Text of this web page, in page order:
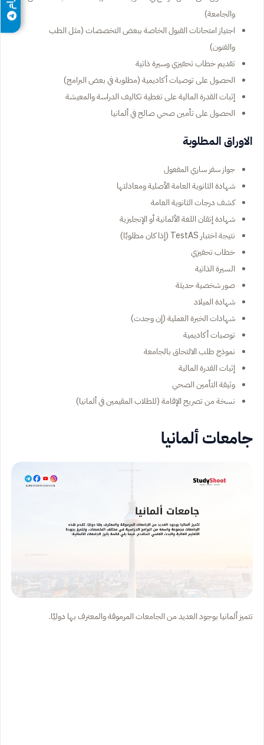
والجامعة)
اجتياز امتحانات القبول الخاصة ببعض التخصصات (مثل الطب
والفنون)
تقديم خطاب تحفيزي وسيرة ذاتية
الحصول على توصيات أكاديمية (مطلوبة في بعض البرامج)
إثبات القدرة المالية على تغطية تكاليف الدراسة والمعيشة
الحصول على تأمين صحي صالح في ألمانيا
الاوراق المطلوبة
جواز سفر ساري المفعول
شهادة الثانوية العامة الأصلية ومعادلتها
كشف درجات الثانوية العامة
شهادة إتقان اللغة الألمانية أو الإنجليزية
نتيجة اختبار TestAS (إذا كان مطلوبًا)
خطاب تحفيزي
السيرة الذاتية
صور شخصية حديثة
شهادة الميلاد
شهادات الخبرة العملية (إن وجدت)
توصيات أكاديمية
نموذج طلب الالتحاق بالجامعة
إثبات القدرة المالية
وثيقة التأمين الصحي
نسخة من تصريح الإقامة (للطلاب المقيمين في ألمانيا)
جامعات ألمانيا
تتميز ألمانيا بوجود العديد من الجامعات المرموقة والمعترف بها دوليًا.